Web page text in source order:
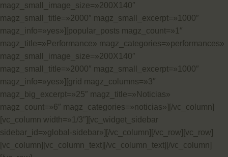
magz_small_image_size=»200X140″
magz_small_title=»2000″ magz_small_excerpt=»1000″
magz_info=»yes»][popular_posts magz_count=»1″
magz_title=»Performance» magz_categories=»performances»
magz_small_image_size=»200X140″
magz_small_title=»2000″ magz_small_excerpt=»1000″
magz_info=»yes»][grid magz_columns=»3″
magz_big_excerpt=»25″ magz_title=»Noticias»
magz_count=»6″ magz_categories=»noticias»][/vc_column]
[vc_column width=»1/3″][vc_widget_sidebar
sidebar_id=»global-sidebar»][/vc_column][/vc_row][vc_row]
[vc_column][vc_column_text][/vc_column_text][/vc_column]